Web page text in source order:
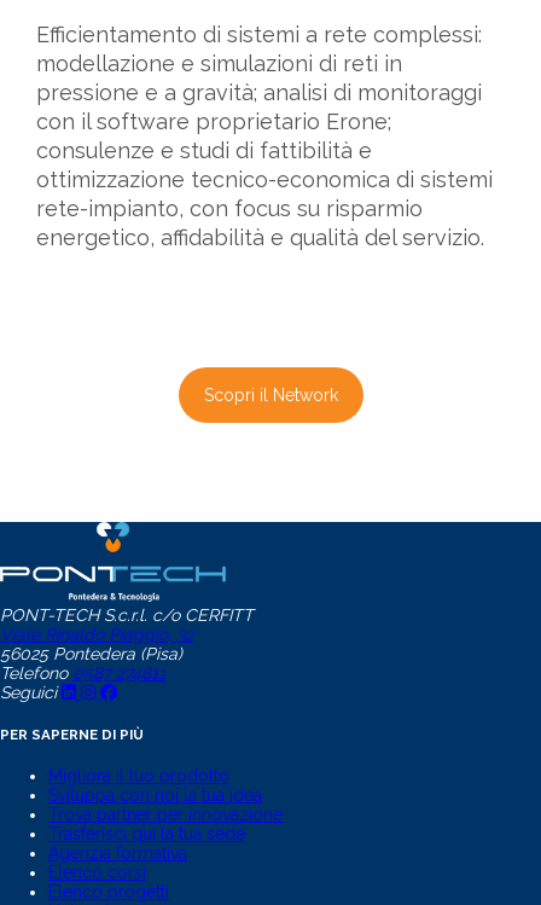
Efficientamento di sistemi a rete complessi:
modellazione e simulazioni di reti in
pressione e a gravità; analisi di monitoraggi
con il software proprietario Erone;
consulenze e studi di fattibilità e
ottimizzazione tecnico-economica di sistemi
rete-impianto, con focus su risparmio
energetico, affidabilità e qualità del servizio.
Scopri il Network
PONT-TECH S.c.r.l. c/o CERFITT
Viale Rinaldo Piaggio, 32
56025 Pontedera (Pisa)
Telefono 0587 274811
Seguici
PER SAPERNE DI PIÙ
Migliora il tuo prodotto
Sviluppa con noi la tua idea
Trova partner per innovazione
Trasferisci qui la tua sede
Agenzia formativa
Elenco corsi
Elenco progetti